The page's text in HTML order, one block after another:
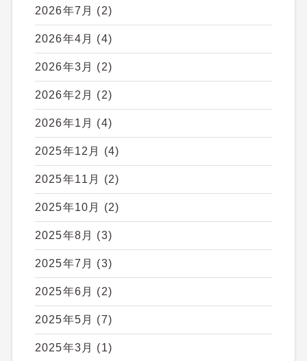
2026年7月 (2)
2026年4月 (4)
2026年3月 (2)
2026年2月 (2)
2026年1月 (4)
2025年12月 (4)
2025年11月 (2)
2025年10月 (2)
2025年8月 (3)
2025年7月 (3)
2025年6月 (2)
2025年5月 (7)
2025年3月 (1)